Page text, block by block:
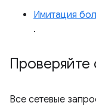
Имитация
.
Проверяйте
Все сетевые